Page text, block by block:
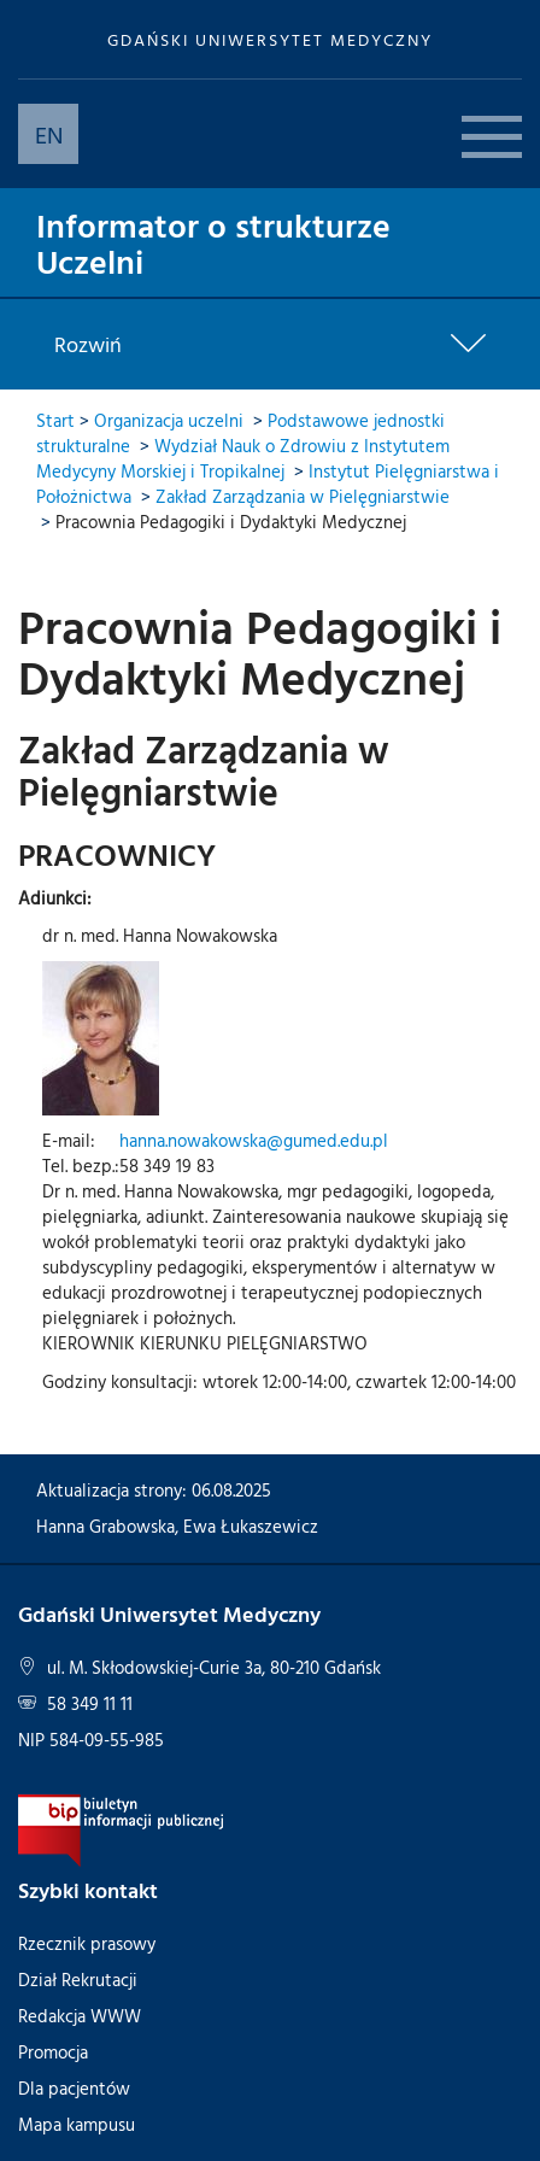
GDAŃSKI UNIWERSYTET MEDYCZNY
EN
Informator o strukturze
Uczelni
Rozwiń
Start > Organizacja uczelni > Podstawowe jednostki
strukturalne > Wydział Nauk o Zdrowiu z Instytutem
Medycyny Morskiej i Tropikalnej > Instytut Pielęgniarstwa i
Położnictwa > Zakład Zarządzania w Pielęgniarstwie
> Pracownia Pedagogiki i Dydaktyki Medycznej
Pracownia Pedagogiki i
Dydaktyki Medycznej
Zakład Zarządzania w
Pielęgniarstwie
PRACOWNICY
Adiunkci:
dr n. med. Hanna Nowakowska
E-mail:
hanna.nowakowska@gumed.edu.pl
Tel. bezp.:58 349 19 83
Dr n. med. Hanna Nowakowska, mgr pedagogiki, logopeda,
pielęgniarka, adiunkt. Zainteresowania naukowe skupiają się
wokół problematyki teorii oraz praktyki dydaktyki jako
subdyscypliny pedagogiki, eksperymentów i alternatyw w
edukacji prozdrowotnej i terapeutycznej podopiecznych
pielęgniarek i położnych.
KIEROWNIK KIERUNKU PIELĘGNIARSTWO
Godziny konsultacji: wtorek 12:00-14:00, czwartek 12:00-14:00
Aktualizacja strony: 06.08.2025
Hanna Grabowska, Ewa Łukaszewicz
Gdański Uniwersytet Medyczny
ul. M. Skłodowskiej-Curie 3a, 80-210 Gdańsk
58 349 11 11
NIP 584-09-55-985
Szybki kontakt
Rzecznik prasowy
Dział Rekrutacji
Redakcja WWW
Promocja
Dla pacjentów
Mapa kampusu